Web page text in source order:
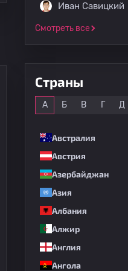
Иван Савицкий
Смотреть все
Страны
А Б В Г Д
Австралия
Австрия
Азербайджан
Азия
Албания
Алжир
Англия
Ангола